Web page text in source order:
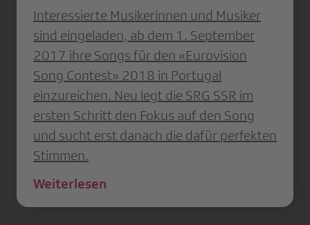
Interessierte Musikerinnen und Musiker
sind eingeladen, ab dem 1. September
2017 ihre Songs für den «Eurovision
Song Contest» 2018 in Portugal
einzureichen. Neu legt die SRG SSR im
ersten Schritt den Fokus auf den Song
und sucht erst danach die dafür perfekten
Stimmen.
Weiterlesen